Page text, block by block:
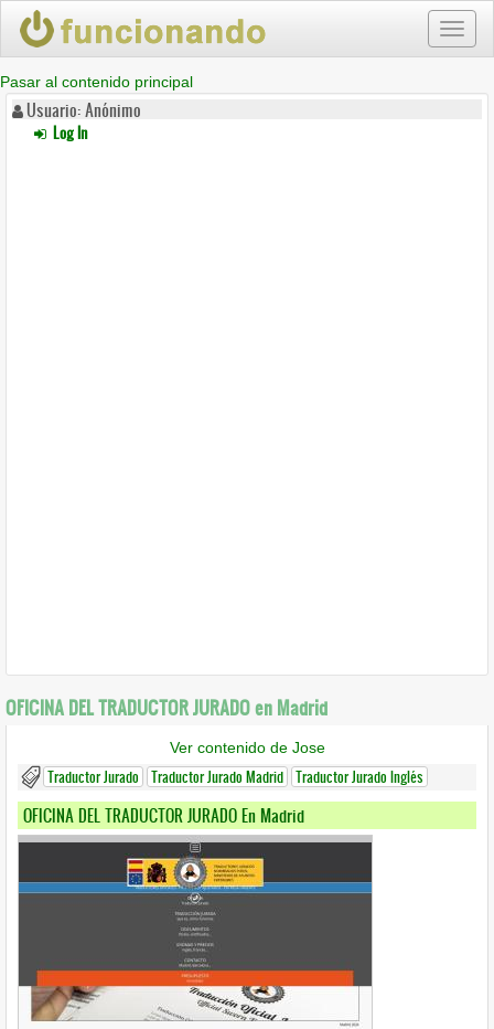
Pasar al contenido principal
Usuario: Anónimo
Log In
OFICINA DEL TRADUCTOR JURADO en Madrid
Ver contenido de Jose
Traductor Jurado Traductor Jurado Madrid Traductor Jurado Inglés
OFICINA DEL TRADUCTOR JURADO En Madrid